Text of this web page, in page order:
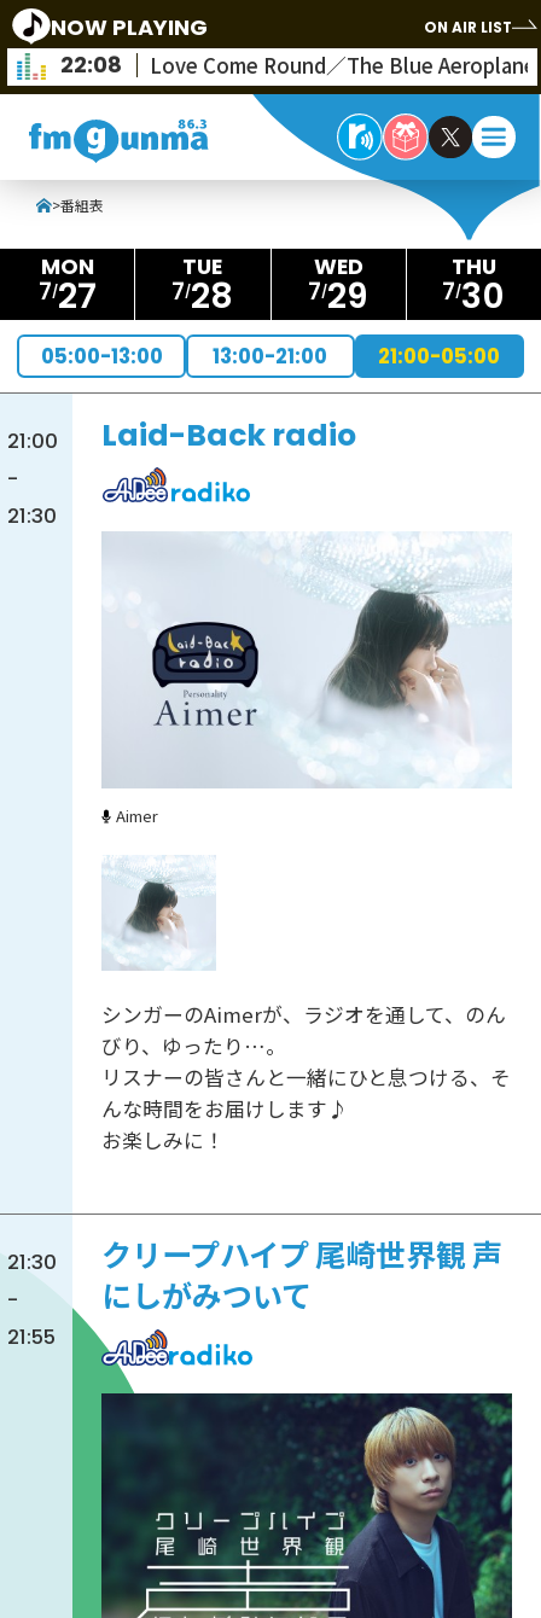
NOW PLAYING ON AIR LIST
22:08 Love Come Round／The Blue
>番組表
7 27 7 28 7 29 7 30
05:00-13:00 13:00-21:00 21:00-05:00
21:00
-
21:30
Laid-Back radio
Aimer
シンガーのAimerが、ラジオを通して、のん
びり、ゆったり…。
リスナーの皆さんと一緒にひと息つける、そ
んな時間をお届けします♪
お楽しみに！
21:30
-
21:55
クリープハイプ 尾崎世界観 声
にしがみついて